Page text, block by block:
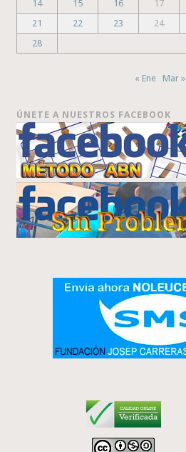
14
15 16 17
21
22 23 24
28
« Ene Mar »
ÚNETE A NUESTROS FACEBOOK